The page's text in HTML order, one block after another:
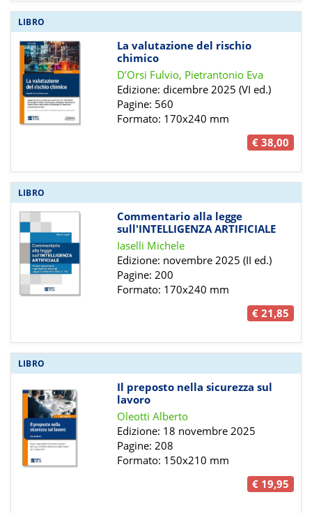
LIBRO
La valutazione del rischio
chimico
D’Orsi Fulvio, Pietrantonio Eva
Edizione: dicembre 2025 (VI ed.)
Pagine: 560
Formato: 170x240 mm
€ 38,00
LIBRO
Commentario alla legge
sull'INTELLIGENZA ARTIFICIALE
Iaselli Michele
Edizione: novembre 2025 (II ed.)
Pagine: 200
Formato: 170x240 mm
€ 21,85
LIBRO
Il preposto nella sicurezza sul
lavoro
Oleotti Alberto
Edizione: 18 novembre 2025
Pagine: 208
Formato: 150x210 mm
€ 19,95